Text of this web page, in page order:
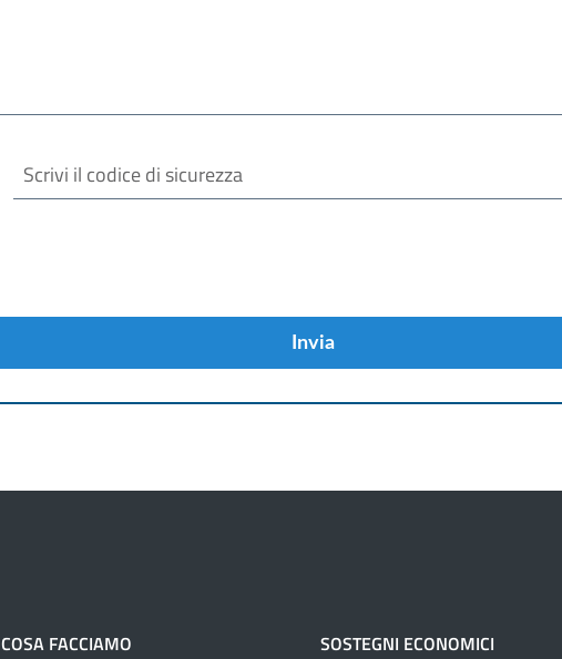
Invia
COSA FACCIAMO
SOSTEGNI ECONOMICI